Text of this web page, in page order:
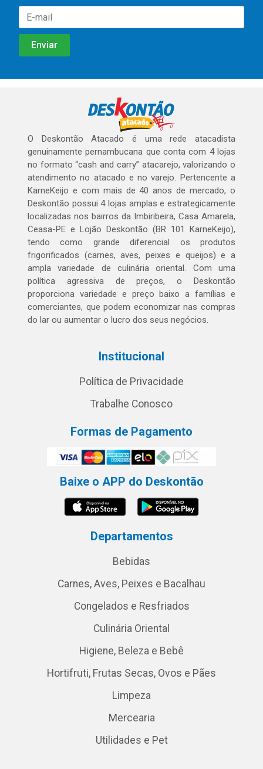
O Deskontão Atacado é uma rede atacadista
genuinamente pernambucana que conta com 4 lojas
no formato “cash and carry” atacarejo, valorizando o
atendimento no atacado e no varejo. Pertencente a
KarneKeijo e com mais de 40 anos de mercado, o
Deskontão possui 4 lojas amplas e estrategicamente
localizadas nos bairros da Imbiribeira, Casa Amarela,
Ceasa-PE e Lojão Deskontão (BR 101 KarneKeijo),
tendo como grande diferencial os produtos
frigorificados (carnes, aves, peixes e queijos) e a
ampla variedade de culinária oriental. Com uma
política agressiva de preços, o Deskontão
proporciona variedade e preço baixo a famílias e
comerciantes, que podem economizar nas compras
do lar ou aumentar o lucro dos seus negócios.
Institucional
Política de Privacidade
Trabalhe Conosco
Formas de Pagamento
Baixe o APP do Deskontão
Departamentos
Bebidas
Carnes, Aves, Peixes e Bacalhau
Congelados e Resfriados
Culinária Oriental
Higiene, Beleza e Bebê
Hortifruti, Frutas Secas, Ovos e Pães
Limpeza
Mercearia
Utilidades e Pet